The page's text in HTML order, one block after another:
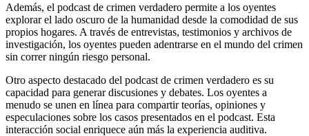
Además, el podcast de crimen verdadero permite a los oyentes
explorar el lado oscuro de la humanidad desde la comodidad de sus
propios hogares. A través de entrevistas, testimonios y archivos de
investigación, los oyentes pueden adentrarse en el mundo del crimen
sin correr ningún riesgo personal.
Otro aspecto destacado del podcast de crimen verdadero es su
capacidad para generar discusiones y debates. Los oyentes a
menudo se unen en línea para compartir teorías, opiniones y
especulaciones sobre los casos presentados en el podcast. Esta
interacción social enriquece aún más la experiencia auditiva.